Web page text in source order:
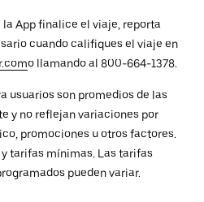
la App finalice el viaje, reporta
cuando califiques el viaje en
o llamando al 800-664-1378.
usuarios son promedios de las
y no reflejan variaciones por
promociones u otros factores.
tarifas mínimas. Las tarifas
pueden variar.